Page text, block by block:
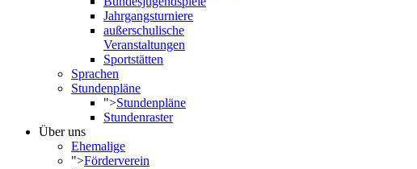
Jahrgangsturniere
außerschulische
Veranstaltungen
Sportstätten
Sprachen
Stundenpläne
">Stundenpläne
Stundenraster
Über uns
Ehemalige
">Förderverein